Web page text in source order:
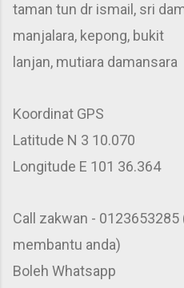
taman tun dr ismail, sri
manjalara, kepong, bukit
lanjan, mutiara damansara
Koordinat GPS
Latitude N 3 10.070
Longitude E 101 36.364
Call zakwan -
membantu anda)
Boleh Whatsapp